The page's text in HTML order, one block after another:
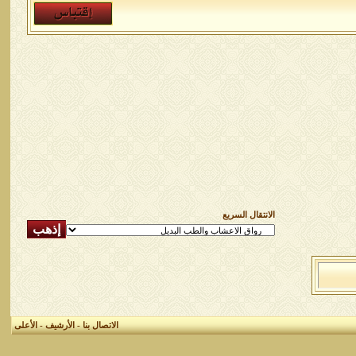
الانتقال السريع
الاتصال بنا-الأرشيف-الأعلى